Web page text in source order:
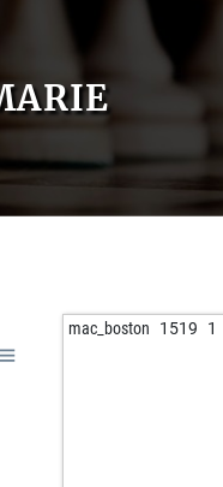
mac_boston 1519 1